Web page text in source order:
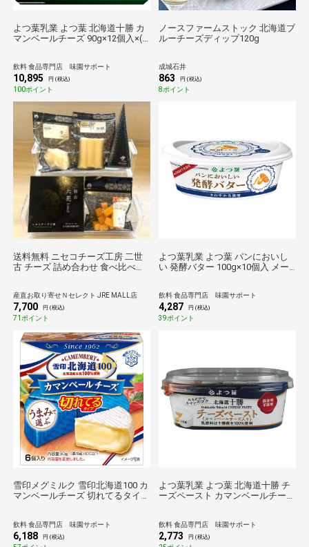
よつ葉乳業 よつ葉 北海道十勝 カ
マンベールチーズ 90g×12個入×(2
海道 よつ葉
飲料 食品専門店 味園サポート
10,895 円 (税込)
100ポイント
ノースファームストック 北海道ブ
ルーチーズディップ120g
成城石井
863 円 (税込)
8ポイント
送料無料 ニセコチーズ工房 二世
古 チーズ 詰め合わせ 食べ比べセ
るチーズ
産直お取り寄せＮセレクト JRE MALL店
7,700 円 (税込)
71ポイント
よつ葉乳業 よつ葉 パンにおいし
い 発酵バター 100g×10個入 メー
飲料 食品専門店 味園サポート
4,287 円 (税込)
39ポイント
雪印メグミルク 雪印北海道100 カ
マンベールチーズ 切れてるタイプ
製品
飲料 食品専門店 味園サポート
6,188 円 (税込)
よつ葉乳業 よつ葉 北海道十勝 チ
ーズペースト カマンベールチーズ
乳製品 北海道 よつ葉
飲料 食品専門店 味園サポート
2,773 円 (税込)